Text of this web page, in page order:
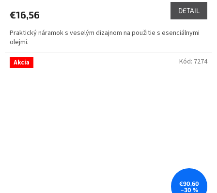
€16,56 DETAIL
Praktický náramok s veselým dizajnom na použitie s esenciálnymi
olejmi.
Akcia
€90,60
–30 %
Kód: 7274